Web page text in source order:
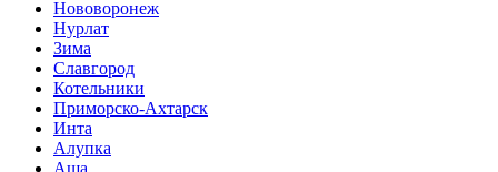
Нововоронеж
Нурлат
Зима
Славгород
Котельники
Приморско-Ахтарск
Инта
Алупка
Аша